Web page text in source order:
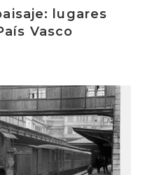
lugares
Vasco